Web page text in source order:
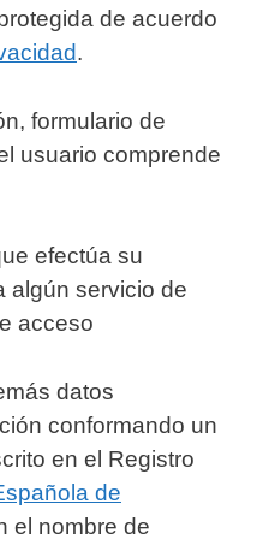
de acuerdo
.
formulario de
usuario comprende
efectúa su
algún servicio de
acceso
datos
conformando un
en el Registro
de
el nombre de